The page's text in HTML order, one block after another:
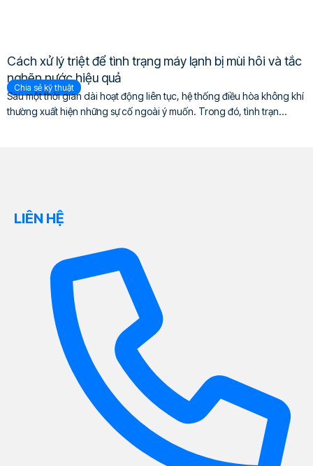
Cách xử lý triệt để tình trạng máy lạnh bị mùi hôi và tắc
nghẽn nước hiệu quả
Chia sẻ kỹ thuật
Sau một thời gian dài hoạt động liên tục, hệ thống điều hòa không khí
thường xuất hiện những sự cố ngoài ý muốn. Trong đó, tình trạn...
LIÊN HỆ